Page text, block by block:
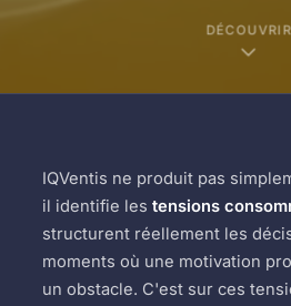
DÉCOUVRIR
IQVentis ne produit pas
il identifie lestensions
structurent réellement les
moments où une motivation
un obstacle. C'est sur ces